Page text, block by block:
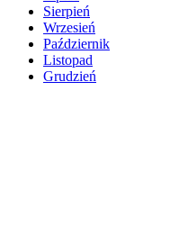
Sierpień
Wrzesień
Październik
Listopad
Grudzień